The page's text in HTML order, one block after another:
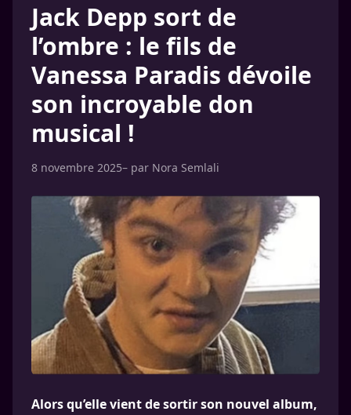
Jack Depp sort de
l’ombre : le fils de
Vanessa Paradis dévoile
son incroyable don
musical !
8 novembre 2025– par Nora Semlali
Alors qu’elle vient de sortir son nouvel album,